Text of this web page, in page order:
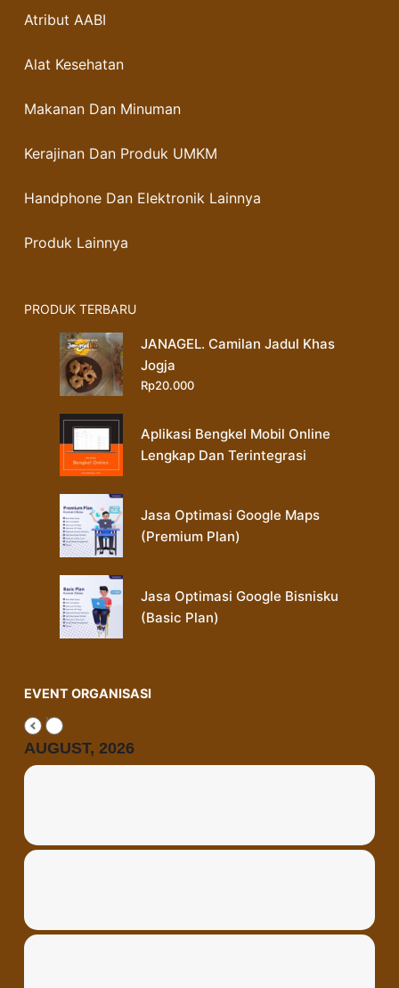
Atribut AABI
Alat Kesehatan
Makanan Dan Minuman
Kerajinan Dan Produk UMKM
Handphone Dan Elektronik Lainnya
Produk Lainnya
PRODUK TERBARU
JANAGEL. Camilan Jadul Khas
Jogja
Rp20.000
Aplikasi Bengkel Mobil Online
Lengkap Dan Terintegrasi
Jasa Optimasi Google Maps
(Premium Plan)
Jasa Optimasi Google Bisnisku
(Basic Plan)
EVENT ORGANISASI
AUGUST, 2026